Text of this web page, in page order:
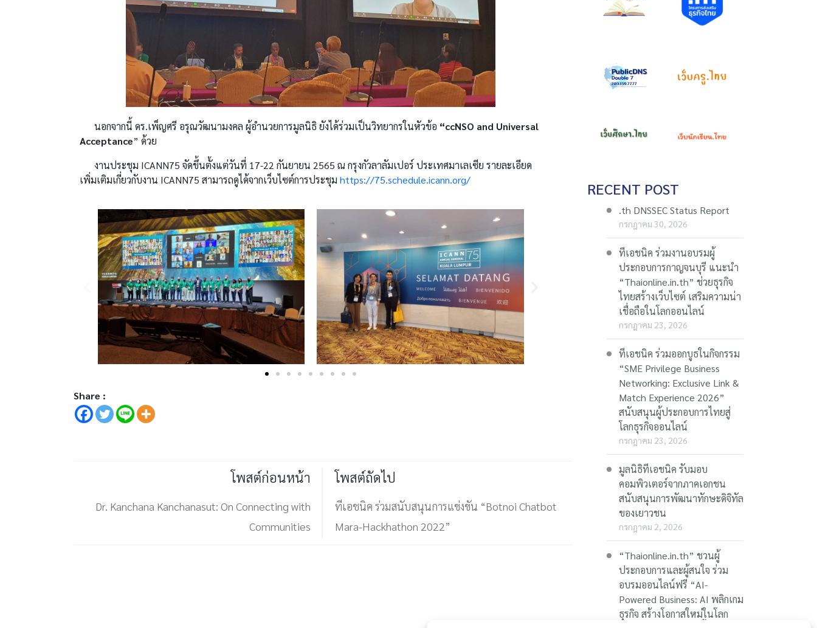
นอกจากนี้ ดร.เพ็ญศรี อรุณวัฒนามงคล ผู้อำนวยการมูลนิธิ ยังได้ร่วมเป็นวิทยากรในหัวข้อ “ccNSO and Universal
Acceptance” ด้วย
งานประชุม ICANN75 จัดขึ้นตั้งแต่วันที่ 17-22 กันยายน 2565 ณ กรุงกัวลาลัมเปอร์ ประเทศมาเลเซีย รายละเอียด
เพิ่มเติมเกี่ยวกับงาน ICANN75 สามารถดูได้จากเว็บไซต์การประชุม https://75.schedule.icann.org/
Share :
โพสต์ก่อนหน้า
Dr. Kanchana Kanchanasut: On Connecting with
Communities
โพสต์ถัดไป
ทีเอชนิค ร่วมสนับสนุนการแข่งขัน “Botnoi Chatbot
Mara-Hackhathon 2022”
RECENT POST
.th DNSSEC Status Report
กรกฎาคม 30, 2026
ทีเอชนิค ร่วมงานอบรมผู้
ประกอบการกาญจนบุรี แนะนำ
“Thaionline.in.th” ช่วยธุรกิจ
ไทยสร้างเว็บไซต์ เสริมความน่า
เชื่อถือในโลกออนไลน์
กรกฎาคม 23, 2026
ทีเอชนิค ร่วมออกบูธในกิจกรรม
“SME Privilege Business
Networking: Exclusive Link &
Match Experience 2026”
สนับสนุนผู้ประกอบการไทยสู่
โลกธุรกิจออนไลน์
กรกฎาคม 23, 2026
มูลนิธิทีเอชนิค รับมอบ
คอมพิวเตอร์จากภาคเอกชน
สนับสนุนการพัฒนาทักษะดิจิทัล
ของเยาวชน
กรกฎาคม 2, 2026
“Thaionline.in.th” ชวนผู้
ประกอบการและผู้สนใจ ร่วม
อบรมออนไลน์ฟรี “AI-
Powered Business: AI พลิกเกม
ธุรกิจ สร้างโอกาสใหม่ในโลก